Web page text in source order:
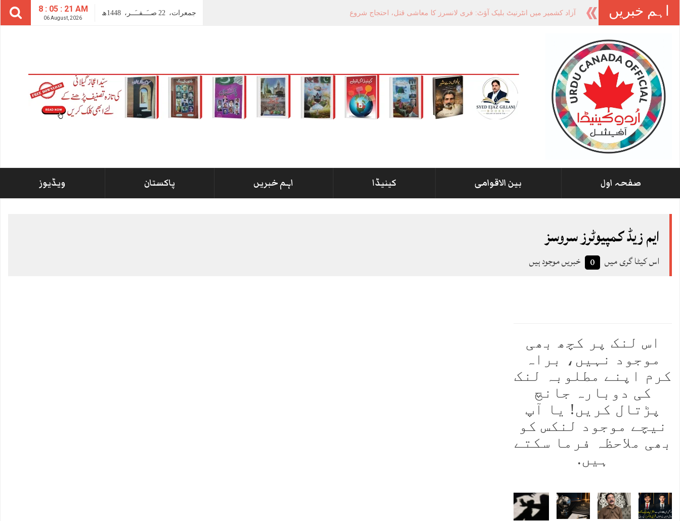
8 : 05 : 22 AM
06 August, 2026
جمعرات، 22 صــَــفــَــر، 1448ھ اہم خبریں
صفحہ اول بین الاقوامی کینیڈا اہم خبریں پاکستان ویڈیوز
ایم زیڈ کمپیوٹرز سروسز
اس کیٹا گری میں 0 خبریں موجود ہیں
اس لنک پر کچھ بھی
موجود نہیں، براہ
کرم اپنے مطلوبہ لنک
کی دوبارہ جانچ
پڑتال کریں! یا آپ
نیچے موجود لنکس کو
بھی ملاحظہ فرما سکتے
ہیں.